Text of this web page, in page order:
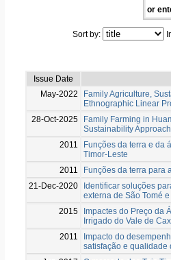
or
Sort by:
Issue Date
May-2022
Family Agriculture,
Ethnographic Linear
28-Oct-2025
Family Farming in
Sustainability
2011
Funções da terra e da
Timor-Leste
2011
Funções da terra para
21-Dec-2020
Identificar soluções
externa de São Tomé
2015
Impactes do Preço da
Irrigado do Vale de
2011
Impacto do
satisfação e qualidade